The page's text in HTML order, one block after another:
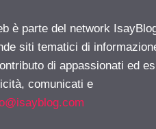
è parte del network
siti tematici di
di appassionati ed
comunicati e